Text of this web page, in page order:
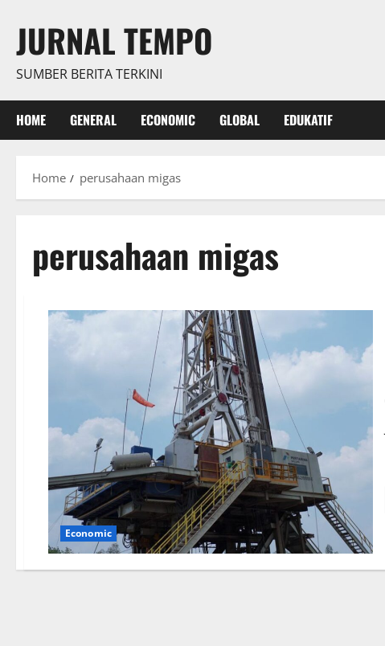
content
JURNAL TEMPO
SUMBER BERITA TERKINI
HOME GENERAL ECONOMIC GLOBAL EDUKATIF
Home perusahaan migas
perusahaan migas
Economic